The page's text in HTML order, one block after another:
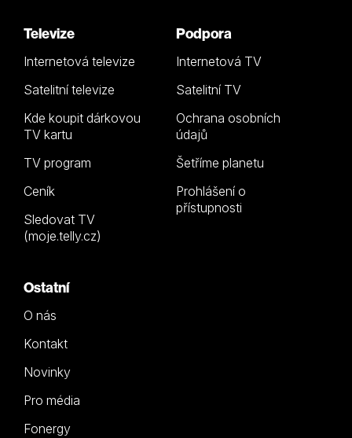
Televize
Internetová televize
Satelitní televize
Kde koupit dárkovou
TV kartu
TV program
Ceník
Sledovat TV
(moje.telly.cz)
Podpora
Internetová TV
Satelitní TV
Ochrana osobních
údajů
Šetříme planetu
Prohlášení o
přístupnosti
Ostatní
O nás
Kontakt
Novinky
Pro média
Fonergy